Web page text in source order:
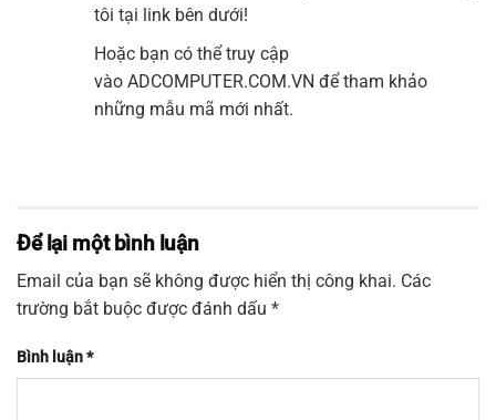
tôi tại link bên dưới!
Hoặc bạn có thể truy cập
vào ADCOMPUTER.COM.VN để tham khảo
những mẫu mã mới nhất.
Để lại một bình luận
Email của bạn sẽ không được hiển thị công khai. Các
trường bắt buộc được đánh dấu *
Bình luận*